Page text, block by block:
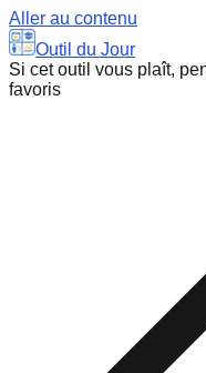
Aller au contenu
Outil du Jour
Si cet outil vous plaît,
favoris